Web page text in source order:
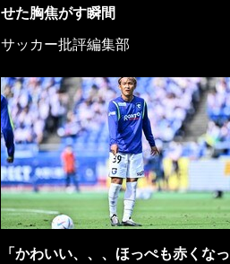
せた胸焦がす瞬間
サッカー批評編集部
「かわいい、、、ほっぺも赤くなっ